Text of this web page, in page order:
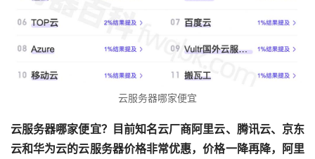
云服务器哪家便宜
云服务器哪家便宜？目前知名云厂商阿里云、腾讯云、京东
云和华为云的云服务器价格非常优惠，价格一降再降，阿里